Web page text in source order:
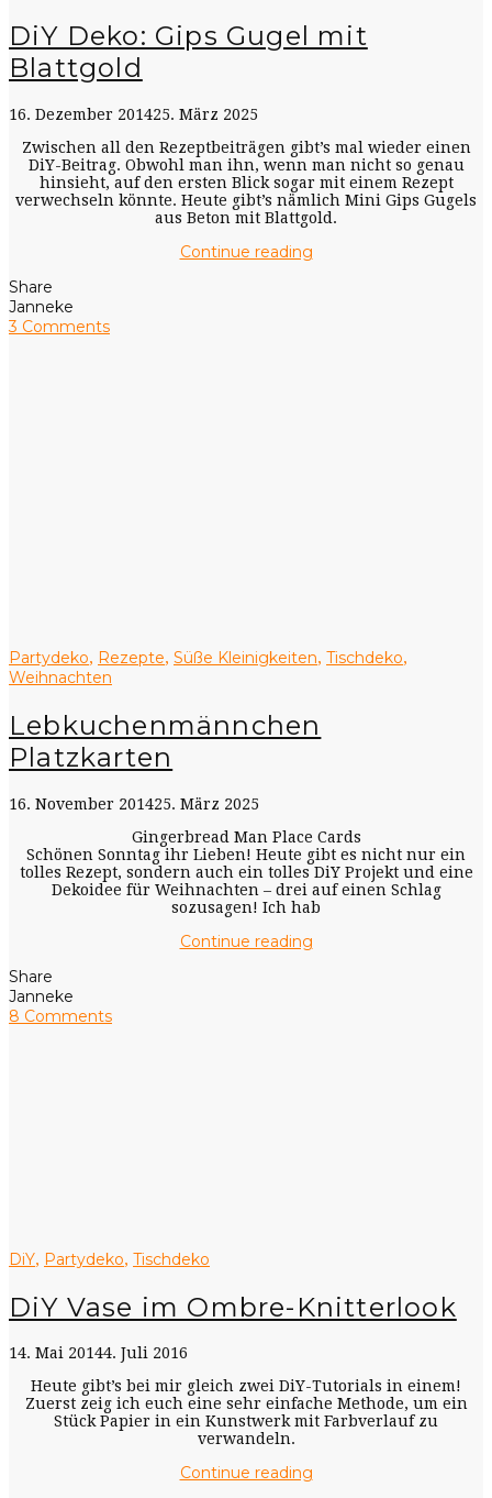
DiY Deko: Gips Gugel mit
Blattgold
16. Dezember 201425. März 2025
Zwischen all den Rezeptbeiträgen gibt’s mal wieder einen
DiY-Beitrag. Obwohl man ihn, wenn man nicht so genau
hinsieht, auf den ersten Blick sogar mit einem Rezept
verwechseln könnte. Heute gibt’s nämlich Mini Gips Gugels
aus Beton mit Blattgold.
Continue reading
Share
Janneke
3 Comments
Partydeko, Rezepte, Süße Kleinigkeiten, Tischdeko,
Weihnachten
Lebkuchenmännchen
Platzkarten
16. November 201425. März 2025
Gingerbread Man Place Cards
Schönen Sonntag ihr Lieben! Heute gibt es nicht nur ein
tolles Rezept, sondern auch ein tolles DiY Projekt und eine
Dekoidee für Weihnachten – drei auf einen Schlag
sozusagen! Ich hab
Continue reading
Share
Janneke
8 Comments
DiY, Partydeko, Tischdeko
DiY Vase im Ombre-Knitterlook
14. Mai 20144. Juli 2016
Heute gibt’s bei mir gleich zwei DiY-Tutorials in einem!
Zuerst zeig ich euch eine sehr einfache Methode, um ein
Stück Papier in ein Kunstwerk mit Farbverlauf zu
verwandeln.
Continue reading